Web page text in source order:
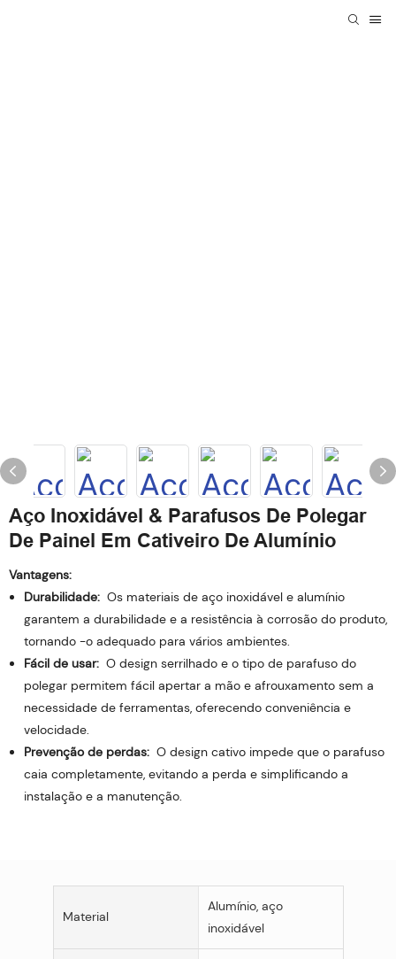
Aço Inoxidável & Parafusos De Polegar
De Painel Em Cativeiro De Alumínio
Vantagens:
Durabilidade: Os materiais de aço inoxidável e alumínio
garantem a durabilidade e a resistência à corrosão do produto,
tornando -o adequado para vários ambientes.
Fácil de usar: O design serrilhado e o tipo de parafuso do
polegar permitem fácil apertar a mão e afrouxamento sem a
necessidade de ferramentas, oferecendo conveniência e
velocidade.
Prevenção de perdas: O design cativo impede que o parafuso
caia completamente, evitando a perda e simplificando a
instalação e a manutenção.
Material
Alumínio, aço
inoxidável